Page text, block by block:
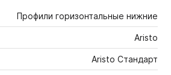
Профили горизонтальные нижние
Aristo
Aristo Стандарт